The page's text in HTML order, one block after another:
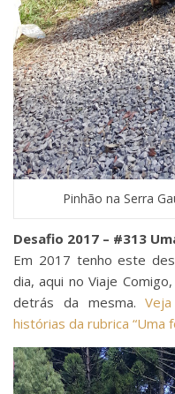
Pinhão na Serra
Desafio 2017 – #313
Em 2017 tenho este
dia, aqui no Viaje
detrás da mesma.
histórias da rubrica “Uma